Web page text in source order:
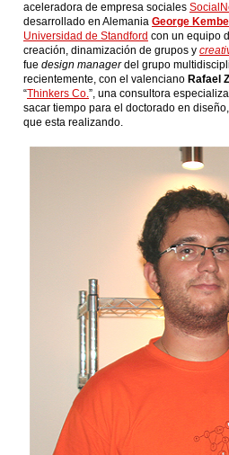
aceleradora de empresa sociales
desarrollado en Alemania George
Universidad de Standford con un equipo
creación, dinamización de grupos y
fue design managerdel grupo
recientemente, con el valenciano Rafael
“Thinkers Co.”, una consultora
sacar tiempo para el doctorado en
que esta realizando.